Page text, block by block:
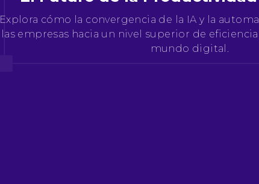
Explora cómo la convergencia de la IA y la
las empresas hacia un nivel superior de
mundo digital.